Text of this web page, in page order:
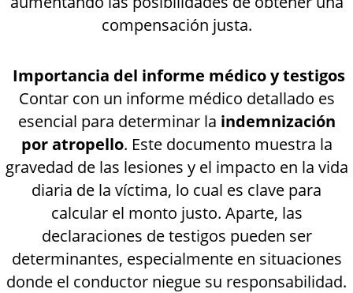
compensación justa.
Importancia del informe médico y testigos
Contar con un informe médico detallado es
esencial para determinar la indemnización
por atropello. Este documento muestra la
gravedad de las lesiones y el impacto en la vida
diaria de la víctima, lo cual es clave para
calcular el monto justo. Aparte, las
declaraciones de testigos pueden ser
determinantes, especialmente en situaciones
donde el conductor niegue su responsabilidad.